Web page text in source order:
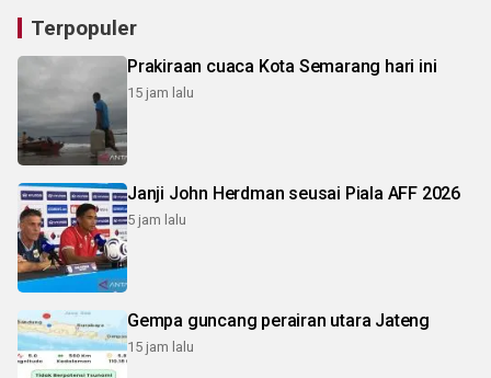
Terpopuler
Prakiraan cuaca Kota Semarang hari ini
15 jam lalu
Janji John Herdman seusai Piala AFF 2026
5 jam lalu
Gempa guncang perairan utara Jateng
15 jam lalu